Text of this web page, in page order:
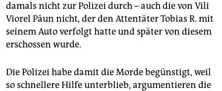
damals nicht zur Polizei durch – auch die von Vili
Viorel Păun nicht, der den Attentäter Tobias R. mit
seinem Auto verfolgt hatte und später von diesem
erschossen wurde.
Die Polizei habe damit die Morde begünstigt, weil
so schnellere Hilfe unterblieb, argumentieren die